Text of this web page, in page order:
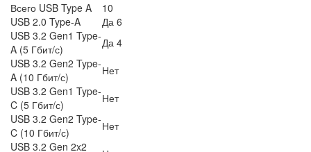
Всего USB Type A
10
USB 2.0 Type-A
Да 6
USB 3.2 Gen1 Type-
A (5 Гбит/с)
Да 4
USB 3.2 Gen2 Type-
A (10 Гбит/с)
Нет
USB 3.2 Gen1 Type-
C (5 Гбит/с)
Нет
USB 3.2 Gen2 Type-
C (10 Гбит/с)
Нет
USB 3.2 Gen 2x2